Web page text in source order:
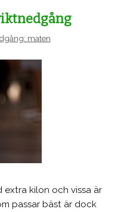
maten
kilon och vissa är
passar bäst är dock